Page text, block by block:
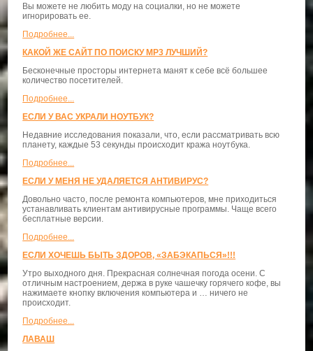
Вы можете не любить моду на социалки, но не можете
игнорировать ее.
Подробнее...
КАКОЙ ЖЕ САЙТ ПО ПОИСКУ MP3 ЛУЧШИЙ?
Бесконечные просторы интернета манят к себе всё большее
количество посетителей.
Подробнее...
ЕСЛИ У ВАС УКРАЛИ НОУТБУК?
Недавние исследования показали, что, если рассматривать всю
планету, каждые 53 секунды происходит кража ноутбука.
Подробнее...
ЕСЛИ У МЕНЯ НЕ УДАЛЯЕТСЯ АНТИВИРУС?
Довольно часто, после ремонта компьютеров, мне приходиться
устанавливать клиентам антивирусные программы. Чаще всего
бесплатные версии.
Подробнее...
ЕСЛИ ХОЧЕШЬ БЫТЬ ЗДОРОВ, «ЗАБЭКАПЬСЯ»!!!
Утро выходного дня. Прекрасная солнечная погода осени. С
отличным настроением, держа в руке чашечку горячего кофе, вы
нажимаете кнопку включения компьютера и … ничего не
происходит.
Подробнее...
ЛАВАШ